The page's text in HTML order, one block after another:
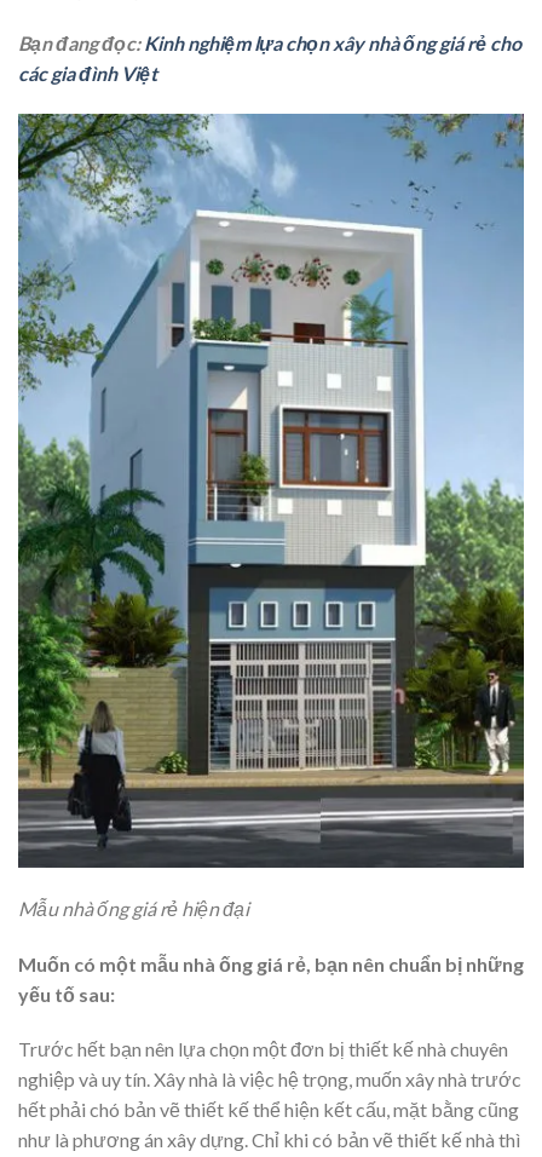
Bạn đang đọc:Kinh nghiệm lựa chọn xây nhà ống giá rẻ cho
các gia đình Việt
Mẫu nhà ống giá rẻ hiện đại
Muốn có một mẫu nhà ống giá rẻ, bạn nên chuẩn bị những
yếu tố sau:
Trước hết bạn nên lựa chọn một đơn bị thiết kế nhà chuyên
nghiệp và uy tín. Xây nhà là việc hệ trọng, muốn xây nhà trước
hết phải chó bản vẽ thiết kế thể hiện kết cấu, mặt bằng cũng
như là phương án xây dựng. Chỉ khi có bản vẽ thiết kế nhà thì